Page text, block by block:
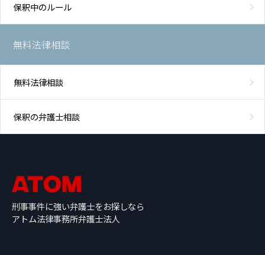
保釈中のルール
無料法律相談
無料法律相談
保釈の弁護士相談
刑事事件に強い弁護士をお探しなら
アトム法律事務所弁護士法人